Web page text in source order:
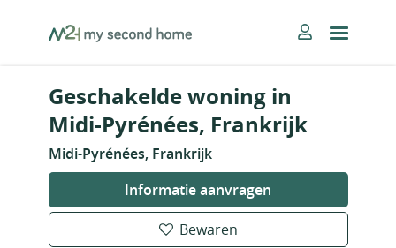
MySecondHome
Geschakelde woning in
Midi-Pyrénées, Frankrijk
Midi-Pyrénées, Frankrijk
Informatie aanvragen
Bewaren